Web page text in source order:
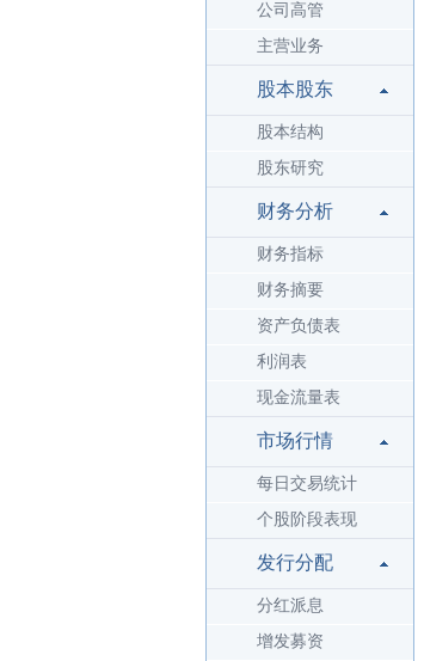
公司高管
主营业务
股本股东
股本结构
股东研究
财务分析
财务指标
财务摘要
资产负债表
利润表
现金流量表
市场行情
每日交易统计
个股阶段表现
发行分配
分红派息
增发募资